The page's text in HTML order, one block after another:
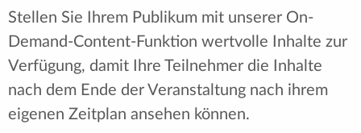
Stellen Sie Ihrem Publikum mit unserer On-
Demand-Content-Funktion wertvolle Inhalte zur
Verfügung, damit Ihre Teilnehmer die Inhalte
nach dem Ende der Veranstaltung nach ihrem
eigenen Zeitplan ansehen können.